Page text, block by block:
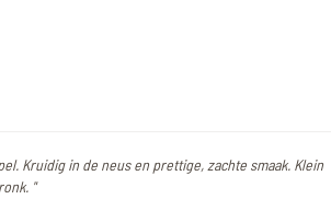
Kruidig in de neus en prettige, zachte smaak. Klein
"